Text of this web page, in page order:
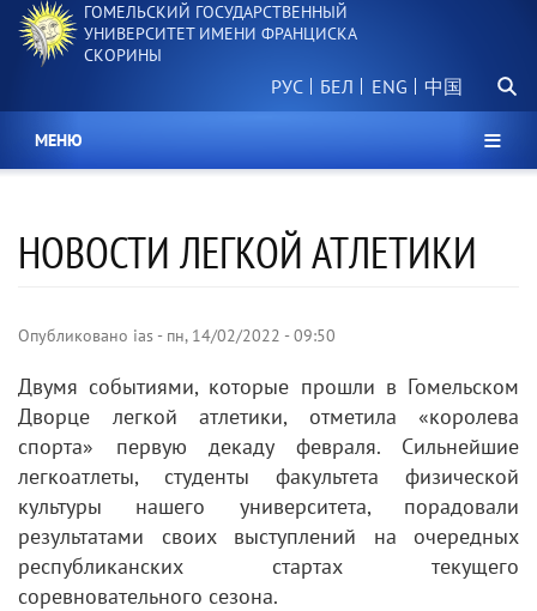
Перейти
основному
ГОМЕЛЬСКИЙ ГОСУДАРСТВЕННЫЙ
УНИВЕРСИТЕТ ИМЕНИ ФРАНЦИСКА
СКОРИНЫ
РУС БЕЛ 中国
МЕНЮ
НОВОСТИ ЛЕГКОЙ АТЛЕТИКИ
Опубликовано ias - пн, 14/02/2022 - 09:50
Двумя событиями, которые прошли в Гомельском
Дворце легкой атлетики, отметила «королева
спорта» первую декаду февраля. Сильнейшие
легкоатлеты, студенты факультета физической
культуры нашего университета, порадовали
результатами своих выступлений на очередных
республиканских стартах текущего
соревновательного сезона.